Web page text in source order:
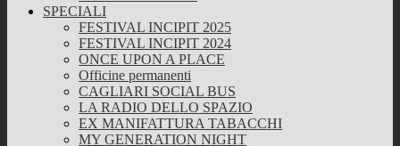
SPECIALI
FESTIVAL INCIPIT 2025
FESTIVAL INCIPIT 2024
ONCE UPON A PLACE
Officine permanenti
CAGLIARI SOCIAL BUS
LA RADIO DELLO SPAZIO
EX MANIFATTURA TABACCHI
MY GENERATION NIGHT